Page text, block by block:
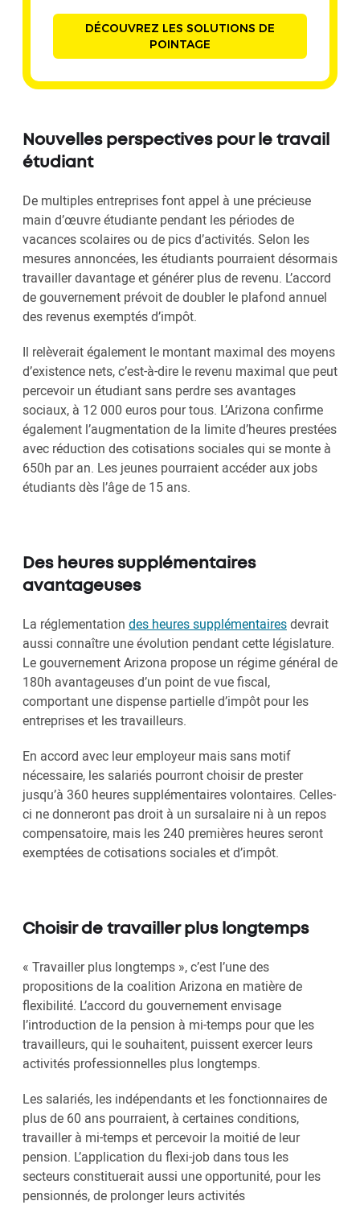
DÉCOUVREZ LES SOLUTIONS DE
POINTAGE
Nouvelles perspectives pour le travail
étudiant
De multiples entreprises font appel à une précieuse
main d’œuvre étudiante pendant les périodes de
vacances scolaires ou de pics d’activités. Selon les
mesures annoncées, les étudiants pourraient désormais
travailler davantage et générer plus de revenu. L’accord
de gouvernement prévoit de doubler le plafond annuel
des revenus exemptés d’impôt.
Il relèverait également le montant maximal des moyens
d’existence nets, c’est-à-dire le revenu maximal que peut
percevoir un étudiant sans perdre ses avantages
sociaux, à 12 000 euros pour tous. L’Arizona confirme
également l’augmentation de la limite d’heures prestées
avec réduction des cotisations sociales qui se monte à
650h par an. Les jeunes pourraient accéder aux jobs
étudiants dès l’âge de 15 ans.
Des heures supplémentaires
avantageuses
La réglementation des heures supplémentairesdevrait
aussi connaître une évolution pendant cette législature.
Le gouvernement Arizona propose un régime général de
180h avantageuses d’un point de vue fiscal,
comportant une dispense partielle d’impôt pour les
entreprises et les travailleurs.
En accord avec leur employeur mais sans motif
nécessaire, les salariés pourront choisir de prester
jusqu’à 360 heures supplémentaires volontaires. Celles-
ci ne donneront pas droit à un sursalaire ni à un repos
compensatoire, mais les 240 premières heures seront
exemptées de cotisations sociales et d’impôt.
Choisir de travailler plus longtemps
« Travailler plus longtemps », c’est l’une des
propositions de la coalition Arizona en matière de
flexibilité. L’accord du gouvernement envisage
l’introduction de la pension à mi-temps pour que les
travailleurs, qui le souhaitent, puissent exercer leurs
activités professionnelles plus longtemps.
Les salariés, les indépendants et les fonctionnaires de
plus de 60 ans pourraient, à certaines conditions,
travailler à mi-temps et percevoir la moitié de leur
pension. L’application du flexi-job dans tous les
secteurs constituerait aussi une opportunité, pour les
pensionnés, de prolonger leurs activités